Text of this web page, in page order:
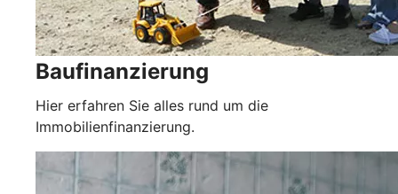
Baufinanzierung
Hier erfahren Sie alles rund um die
Immobilienfinanzierung.